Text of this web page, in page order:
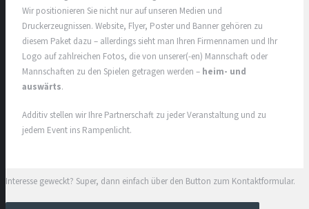
Wir positionieren Sie nicht nur auf unseren Medien und
Druckerzeugnissen. Website, Flyer, Poster und Banner gehören zu
diesem Paket dazu – allerdings sieht man Ihren Firmennamen und Ihr
Logo auf zahlreichen Fotos, die von unserer(-en) Mannschaft oder
Mannschaften zu den Spielen getragen werden – heim- und
auswärts.
Additiv stellen wir Ihre Partnerschaft zu jeder Veranstaltung und zu
jedem Event ins Rampenlicht.
Interesse geweckt? Super, dann einfach über den Button zum Kontaktformular.